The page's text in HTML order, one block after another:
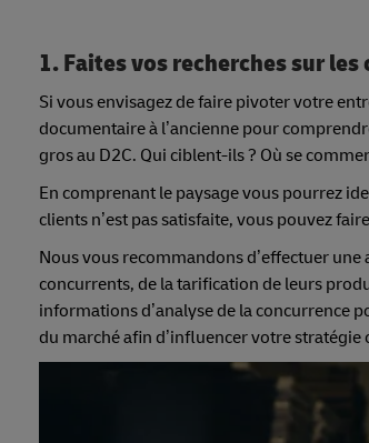
1. Faites vos recherches sur
Si vous envisagez de faire pivoter votre
documentaire à l’ancienne pour
gros au D2C. Qui ciblent-ils ? Où se
En comprenant le paysage vous pourrez
clients n’est pas satisfaite, vous pouvez
Nous vous recommandons d’effectuer
concurrents, de la tarification de leurs
informations d’analyse de la concurrence
du marché afin d’influencer votre stratégie